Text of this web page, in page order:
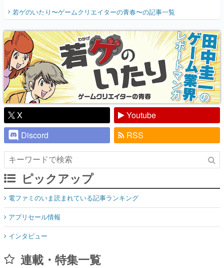
『少年ジャンプ』色だった【若ゲのいた
り】
若ゲのいたり〜ゲームクリエイターの青春〜の記事一覧
X
Youtube
Discord
RSS
ピックアップ
電ファミのいま読まれている記事ランキング
アプリセール情報
インタビュー
連載・特集一覧